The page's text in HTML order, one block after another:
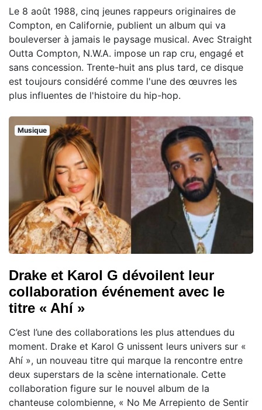
Le 8 août 1988, cinq jeunes rappeurs originaires de
Compton, en Californie, publient un album qui va
bouleverser à jamais le paysage musical. Avec Straight
Outta Compton, N.W.A. impose un rap cru, engagé et
sans concession. Trente-huit ans plus tard, ce disque
est toujours considéré comme l'une des œuvres les
plus influentes de l'histoire du hip-hop.
Musique
Drake et Karol G dévoilent leur
collaboration événement avec le
titre « Ahí »
C’est l’une des collaborations les plus attendues du
moment. Drake et Karol G unissent leurs univers sur «
Ahí », un nouveau titre qui marque la rencontre entre
deux superstars de la scène internationale. Cette
collaboration figure sur le nouvel album de la
chanteuse colombienne, « No Me Arrepiento de Sentir